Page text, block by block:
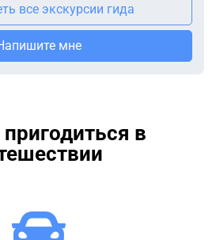
все экскурсии гида
мне
в